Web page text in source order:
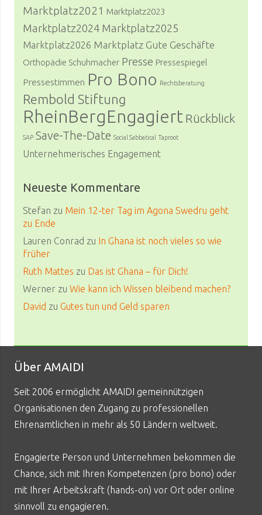
Marktplatz2021 Marktplatz2023
Marktplatz2024 Marktplatz2025
Marktplatz2026 Marktplatz Gute Geschäfte
Orthopädie Schuhmacher Presse Pressespiegel
Pressestimmen Pro Bono Rechtsberatung
Rembold Stiftung
RheinBergEngagiert Rückblick
SAP Save-The-Date Social Sabbatical Taproot
Unternehmerisches Engagement
Neueste Kommentare
Stefan zu Mein 12-ter Tag im Agona Swedru geht
zu Ende
Lauren Conrad zu In Ghana ist noch vieles so wie
früher
Ruth Mattes zu Das ist Ghana – für Dich!
Werner zu Wie kann ich Wissen bleibend machen?
David zu Gutes tun und Geld sparen
Über AMAIDI
Seit 2006 ermöglicht AMAIDI gemeinnützigen
Organisationen den Zugang zu professionellen
Ehrenamtlichen in mehr als 50 Ländern weltweit.
Engagierte Person und Unternehmen bekommen die
Chance, sich mit Ihren Kompetenzen (pro bono) oder
mit Ihrer Arbeitskraft (hands-on) vor Ort oder online
sinnvoll zu engagieren.